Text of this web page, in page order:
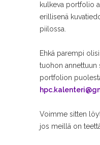
kulkeva portfolio
erillisenä
piilossa.
Ehkä parempi
tuohon annettuun
portfolion
Voimme sitten
jos meillä on